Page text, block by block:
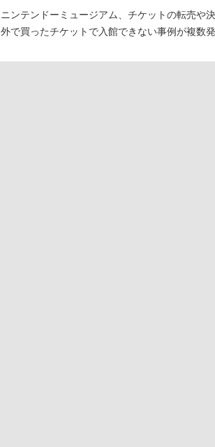
ニンテンドーミュージアム、チケットの転売や
外で買ったチケットで入館できない事例が複数